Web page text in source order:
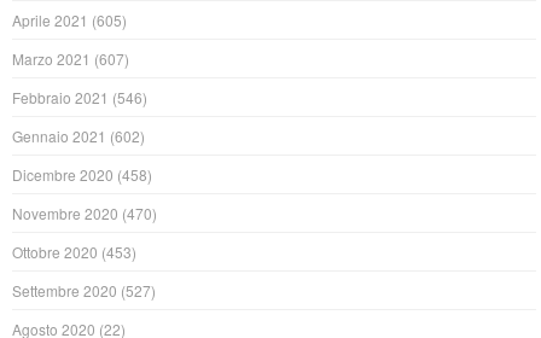
Aprile 2021 (605)
Marzo 2021 (607)
Febbraio 2021 (546)
Gennaio 2021 (602)
Dicembre 2020 (458)
Novembre 2020 (470)
Ottobre 2020 (453)
Settembre 2020 (527)
Agosto 2020 (22)